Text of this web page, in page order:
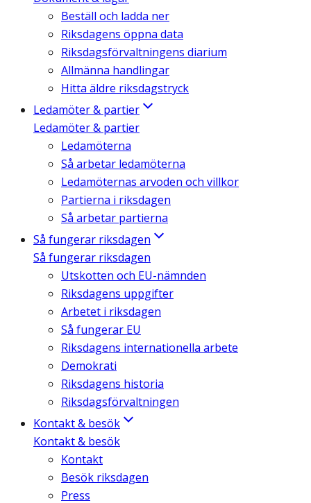
Beställ och ladda ner
Riksdagens öppna data
Riksdagsförvaltningens diarium
Allmänna handlingar
Hitta äldre riksdagstryck
Ledamöter & partier
Ledamöter & partier
Ledamöterna
Så arbetar ledamöterna
Ledamöternas arvoden och villkor
Partierna i riksdagen
Så arbetar partierna
Så fungerar riksdagen
Så fungerar riksdagen
Utskotten och EU-nämnden
Riksdagens uppgifter
Arbetet i riksdagen
Så fungerar EU
Riksdagens internationella arbete
Demokrati
Riksdagens historia
Riksdagsförvaltningen
Kontakt & besök
Kontakt & besök
Kontakt
Besök riksdagen
Press